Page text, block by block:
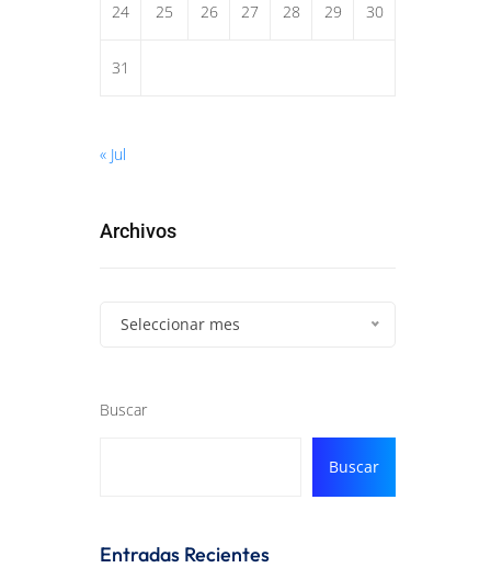
24 25 26 27 28 29 30
31
« Jul
Archivos
Seleccionar mes
Buscar
Buscar
Entradas Recientes